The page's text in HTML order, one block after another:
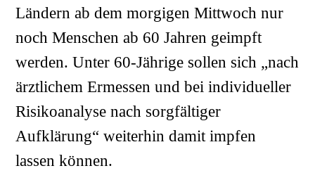
Ländern ab dem morgigen Mittwoch nur
noch Menschen ab 60 Jahren geimpft
werden. Unter 60-Jährige sollen sich „nach
ärztlichem Ermessen und bei individueller
Risikoanalyse nach sorgfältiger
Aufklärung“ weiterhin damit impfen
lassen können.